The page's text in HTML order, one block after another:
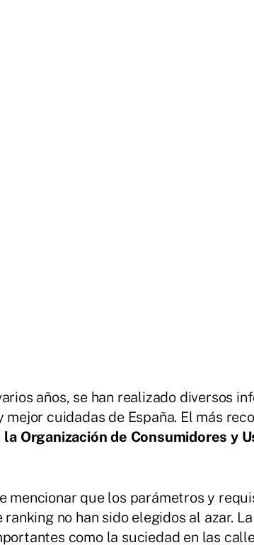
años, se han realizado diversos
mejor cuidadas de España. El más
la Organización de Consumidores y
mencionar que los parámetros y
no han sido elegidos al azar.
como la suciedad en las